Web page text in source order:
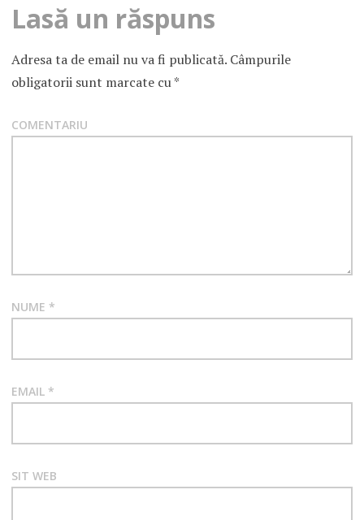
Lasă un răspuns
Adresa ta de email nu va fi publicată.Câmpurile
obligatorii sunt marcate cu*
COMENTARIU
NUME *
EMAIL *
SIT WEB